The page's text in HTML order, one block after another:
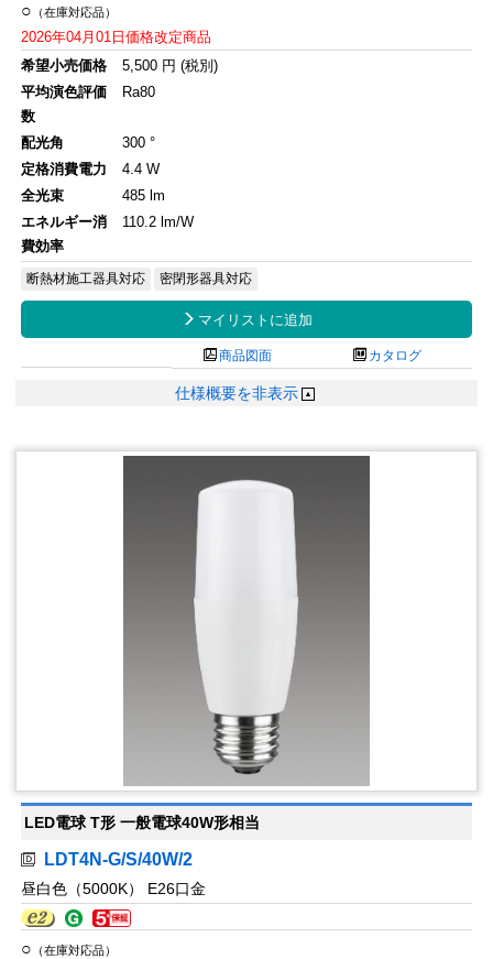
○ （在庫対応品）
2026年04月01日価格改定商品
希望小売価格
5,500 円 (税別)
平均演色評価
数
Ra80
配光角
300 °
定格消費電力
4.4 W
全光束
485 lm
エネルギー消
費効率
110.2 lm/W
断熱材施工器具対応 密閉形器具対応
 マイリストに追加
 商品図面  カタログ
仕様概要を非表示
LED電球 T形 一般電球40W形相当
LDT4N-G/S/40W/2
昼白色（5000K） E26口金
○ （在庫対応品）